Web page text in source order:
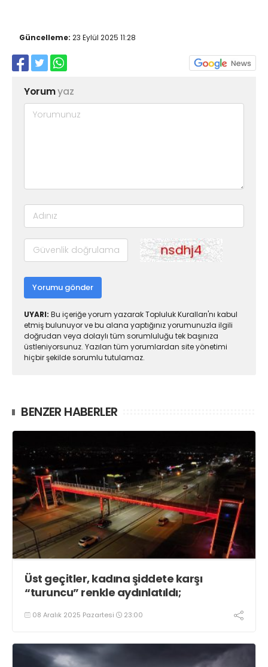
Güncelleme: 23 Eylül 2025 11:28
Yorumyaz
Yorumu gönder
UYARI: Bu içeriğe yorum yazarak Topluluk Kuralları'nı kabul
etmiş bulunuyor ve bu alana yaptığınız yorumunuzla ilgili
doğrudan veya dolaylı tüm sorumluluğu tek başınıza
üstleniyorsunuz. Yazılan tüm yorumlardan site yönetimi
hiçbir şekilde sorumlu tutulamaz.
BENZER HABERLER
Üst geçitler, kadına şiddete karşı
“turuncu” renkle aydınlatıldı;
08 Aralık 2025 Pazartesi 23:00